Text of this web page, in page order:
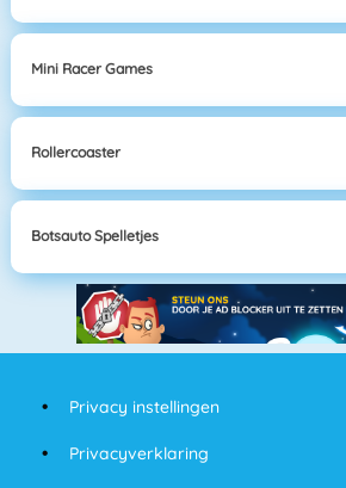
Mini Racer Games
Rollercoaster
Botsauto Spelletjes
Privacy instellingen
Privacyverklaring